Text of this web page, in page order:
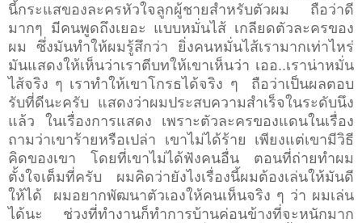
นี้กระแสของละครหัวใจลูกผู้ชายสำหรับตัวผม ถือว่าดี
มากๆ มีคนพูดถึงเยอะ แบบหมั่นไส้ เกลียดตัวละครของ
ผม ซึ่งมันทำให้ผมรู้สึกว่า ยิ่งคนหมั่นไส้เรามากเท่าไหร่
มันแสดงให้เห็นว่าเราตีบทให้เขาเห็นว่า เออ..เราน่าหมั่น
ไส้จริง ๆ เราทำให้เขาโกรธได้จริง ๆ
ถือว่าเป็นผลตอบ
รับที่ดีนะครับ
แสดงว่าผมประสบความสำเร็จในระดับนึง
แล้ว ในเรื่องการแสดง เพราะตัวละครของแดนในเรื่อง
ถามว่าเขาร้ายหรือเปล่า เขาไม่ได้ร้าย เพียงแต่เขามีวิธี
คิดของเขา โดยที่เขาไม่ได้ฟังคนอื่น ตอนที่ถ่ายทำผม
ตั้งใจเต็มที่ครับ ผมคิดว่ายังไงเรื่องนี้ผมต้องเล่นให้มันดี
ให้ได้
ผมอยากพัฒนาตัวเองให้คนเห็นจริง ๆ ว่า ผมเล่น
ได้นะ
ช่วงที่ทำงานก็ทำการบ้านค่อนข้างที่จะหนักมาก